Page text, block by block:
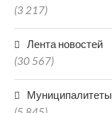
(3 217)
Лента новостей
(30 567)
Муниципалитеты